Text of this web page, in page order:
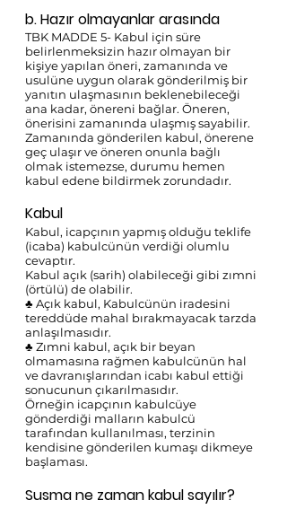
b. Hazır olmayanlar arasında
TBK MADDE 5- Kabul için süre
belirlenmeksizin hazır olmayan bir
kişiye yapılan öneri, zamanında ve
usulüne uygun olarak gönderilmiş bir
yanıtın ulaşmasının beklenebileceği
ana kadar, önereni bağlar. Öneren,
önerisini zamanında ulaşmış sayabilir.
Zamanında gönderilen kabul, önerene
geç ulaşır ve öneren onunla bağlı
olmak istemezse, durumu hemen
kabul edene bildirmek zorundadır.
Kabul
Kabul, icapçının yapmış olduğu teklife
(icaba) kabulcünün verdiği olumlu
cevaptır.
Kabul açık (sarih) olabileceği gibi zımni
(örtülü) de olabilir.
♣ Açık kabul, Kabulcünün iradesini
tereddüde mahal bırakmayacak tarzda
anlaşılmasıdır.
♣ Zımni kabul, açık bir beyan
olmamasına rağmen kabulcünün hal
ve davranışlarından icabı kabul ettiği
sonucunun çıkarılmasıdır.
Örneğin icapçının kabulcüye
gönderdiği malların kabulcü
tarafından kullanılması, terzinin
kendisine gönderilen kumaşı dikmeye
başlaması.
Susma ne zaman kabul sayılır?